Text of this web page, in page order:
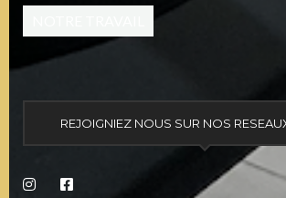
REJOIGNIEZ NOUS SUR NOS